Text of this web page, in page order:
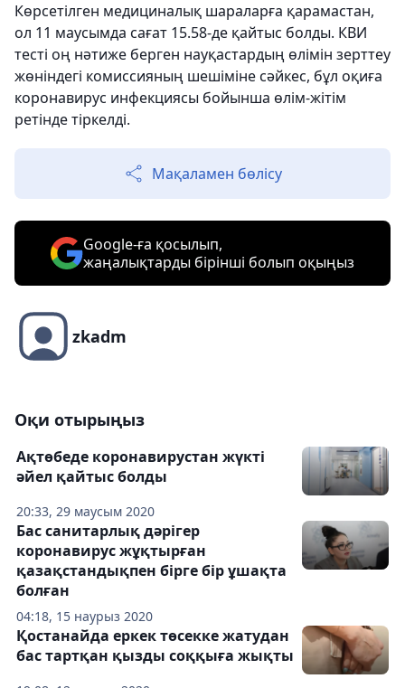
Көрсетілген медициналық шараларға қарамастан,
ол 11 маусымда сағат 15.58-де қайтыс болды. КВИ
тесті оң нәтиже берген науқастардың өлімін зерттеу
жөніндегі комиссияның шешіміне сәйкес, бұл оқиға
коронавирус инфекциясы бойынша өлім-жітім
ретінде тіркелді.
Мақаламен бөлісу
Google-ға қосылып,
жаңалықтарды бірінші болып оқыңыз
zkadm
Оқи отырыңыз
20:33, 29 маусым 2020
Ақтөбеде коронавирустан жүкті
әйел қайтыс болды
04:18, 15 наурыз 2020
Бас санитарлық дәрігер
коронавирус жұқтырған
қазақстандықпен бірге бір ұшақта
болған
Қостанайда еркек төсекке жатудан
бас тартқан қызды соққыға жықты